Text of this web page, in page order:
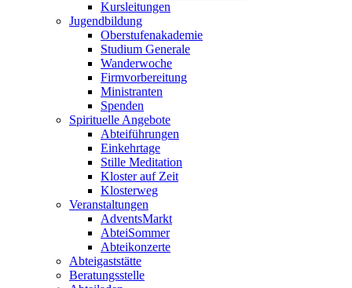
Kursleitungen
Jugendbildung
Oberstufenakademie
Studium Generale
Wanderwoche
Firmvorbereitung
Ministranten
Spenden
Spirituelle Angebote
Abteiführungen
Einkehrtage
Stille Meditation
Kloster auf Zeit
Klosterweg
Veranstaltungen
AdventsMarkt
AbteiSommer
Abteikonzerte
Abteigaststätte
Beratungsstelle